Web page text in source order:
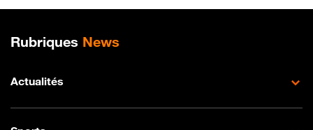
Plan de site
Rubriques News
Actualités